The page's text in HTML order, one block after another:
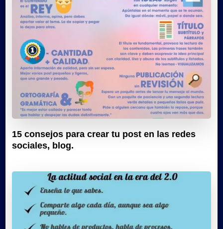
15 consejos para crear tu post en las redes
sociales, blog.